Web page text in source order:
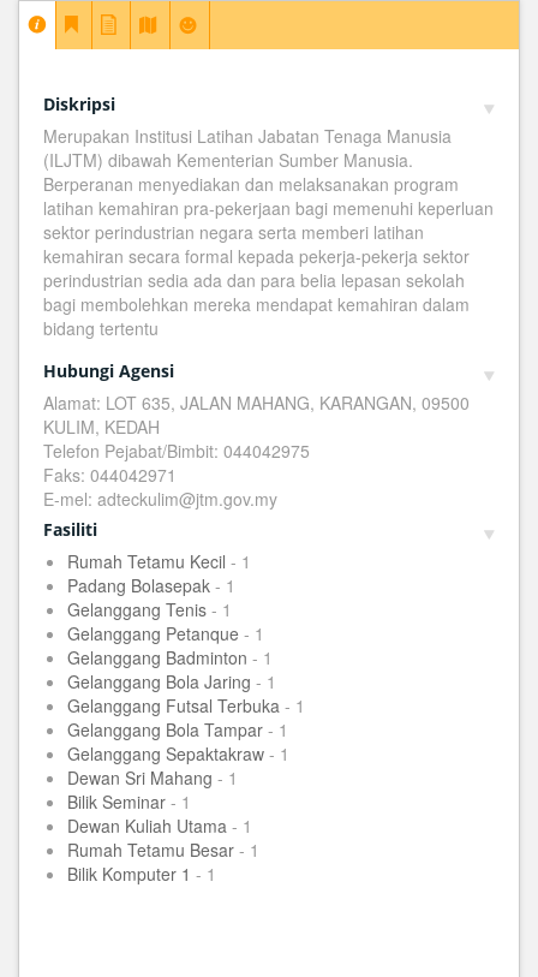
Diskripsi
Merupakan Institusi Latihan Jabatan Tenaga Manusia
(ILJTM) dibawah Kementerian Sumber Manusia.
Berperanan menyediakan dan melaksanakan program
latihan kemahiran pra-pekerjaan bagi memenuhi keperluan
sektor perindustrian negara serta memberi latihan
kemahiran secara formal kepada pekerja-pekerja sektor
perindustrian sedia ada dan para belia lepasan sekolah
bagi membolehkan mereka mendapat kemahiran dalam
bidang tertentu
Hubungi Agensi
Alamat: LOT 635, JALAN MAHANG, KARANGAN, 09500
KULIM, KEDAH
Telefon Pejabat/Bimbit: 044042975
Faks: 044042971
E-mel: adteckulim@jtm.gov.my
Fasiliti
Rumah Tetamu Kecil - 1
Padang Bolasepak - 1
Gelanggang Tenis - 1
Gelanggang Petanque - 1
Gelanggang Badminton - 1
Gelanggang Bola Jaring - 1
Gelanggang Futsal Terbuka - 1
Gelanggang Bola Tampar - 1
Gelanggang Sepaktakraw - 1
Dewan Sri Mahang - 1
Bilik Seminar - 1
Dewan Kuliah Utama - 1
Rumah Tetamu Besar - 1
Bilik Komputer 1 - 1